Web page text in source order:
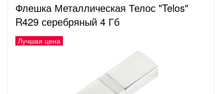
Флешка Металлическая Телос "Telos"
R429 серебряный 4 Гб
Лучшая цена